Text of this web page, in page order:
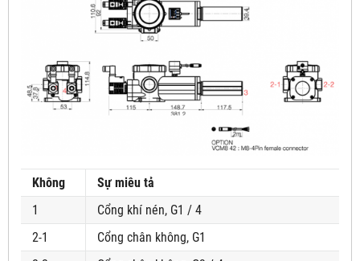
Không
Sự miêu tả
1
Cổng khí nén, G1 / 4
2-1
Cổng chân không, G1